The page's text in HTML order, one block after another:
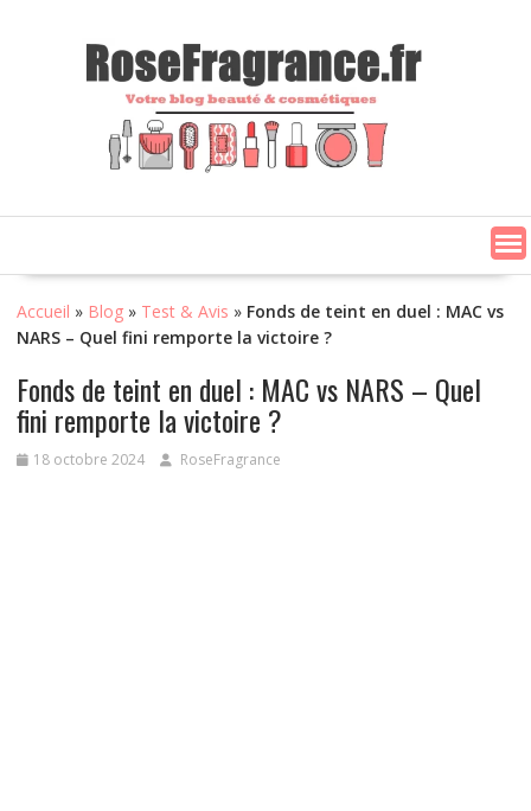
Accueil » Blog» Test & Avis » Fonds de teint en duel : MAC vs
NARS – Quel fini remporte la victoire ?
Fonds de teint en duel : MAC vs NARS – Quel
fini remporte la victoire ?
18 octobre 2024 RoseFragrance